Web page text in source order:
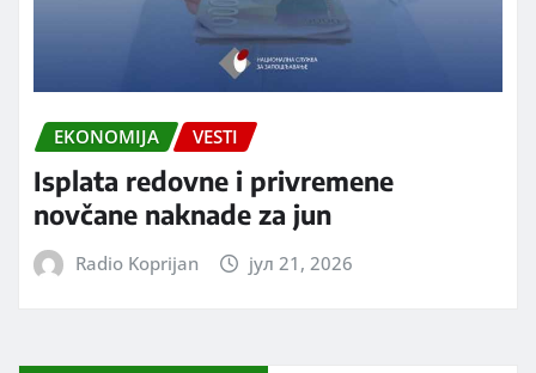
EKONOMIJA VESTI
Isplata redovne i privremene
novčane naknade za jun
Radio Koprijan јул 21, 2026